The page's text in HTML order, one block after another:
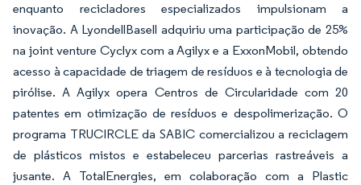
enquanto recicladores especializados impulsionam a
inovação. A LyondellBasell adquiriu uma participação de 25%
na joint venture Cyclyx com a Agilyx e a ExxonMobil, obtendo
acesso à capacidade de triagem de resíduos e à tecnologia de
pirólise. A Agilyx opera Centros de Circularidade com 20
patentes em otimização de resíduos e despolimerização. O
programa TRUCIRCLE da SABIC comercializou a reciclagem
de plásticos mistos e estabeleceu parcerias rastreáveis a
jusante. A TotalEnergies, em colaboração com a Plastic